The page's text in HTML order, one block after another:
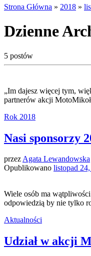
Strona Główna » 2018 »
Dzienne
5 postów
„Im dajesz więcej tym,
partnerów akcji
Rok 2018
Nasi sponsorzy
przezAgata Lewandowska
Opublikowano listopad
Wiele osób ma
odpowiedzią by nie tylko
Aktualności
Udział w akcji